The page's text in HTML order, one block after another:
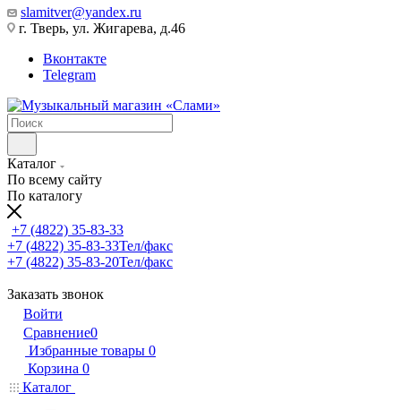
slamitver@yandex.ru
г. Тверь, ул. Жигарева, д.46
Вконтакте
Telegram
Каталог
По всему сайту
По каталогу
+7 (4822) 35-83-33
+7 (4822) 35-83-33Тел/факс
+7 (4822) 35-83-20Тел/факс
Заказать звонок
Войти
Сравнение0
Избранные товары 0
Корзина 0
Каталог